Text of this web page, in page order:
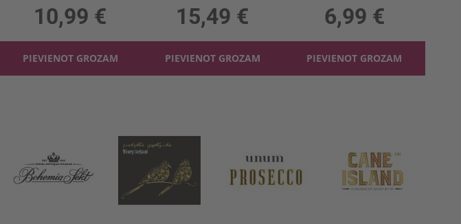
10,99 €
PIEVIENOT GROZAM
15,49 €
PIEVIENOT GROZAM
6,99 €
PIEVIENOT GROZAM